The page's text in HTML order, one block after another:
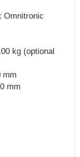
Omnitronic
kg (optional
mm
mm